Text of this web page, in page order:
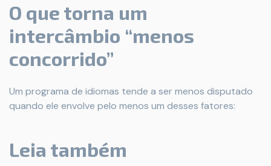
O que torna um
intercâmbio “menos
concorrido”
Um programa de idiomas tende a ser menos disputado
quando ele envolve pelo menos um desses fatores:
Leia também